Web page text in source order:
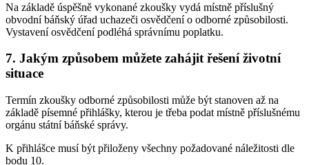
Na základě úspěšně vykonané zkoušky vydá místně příslušný
obvodní báňský úřad uchazeči osvědčení o odborné způsobilosti.
Vystavení osvědčení podléhá správnímu poplatku.
7. Jakým způsobem můžete zahájit řešení životní
situace
Termín zkoušky odborné způsobilosti může být stanoven až na
základě písemné přihlášky, kterou je třeba podat místně příslušnému
orgánu státní báňské správy.
K přihlášce musí být přiloženy všechny požadované náležitosti dle
bodu 10.